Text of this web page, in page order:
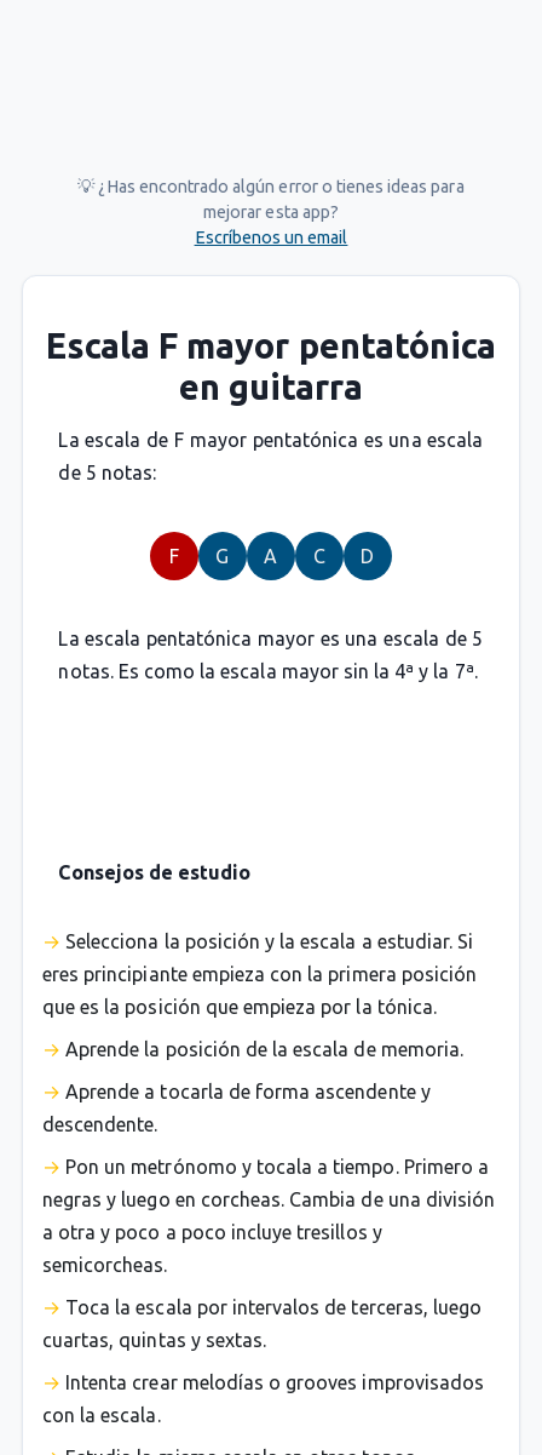
💡 ¿Has encontrado algún error o tienes ideas para
mejorar esta app?
Escríbenos un email
Escala F mayor pentatónica
en guitarra
La escala de F mayor pentatónica es una escala
de 5 notas:
F G A C D
La escala pentatónica mayor es una escala de 5
notas. Es como la escala mayor sin la 4ª y la 7ª.
Consejos de estudio
Selecciona la posición y la escala a estudiar. Si
eres principiante empieza con la primera posición
que es la posición que empieza por la tónica.
Aprende la posición de la escala de memoria.
Aprende a tocarla de forma ascendente y
descendente.
Pon un metrónomo y tocala a tiempo. Primero a
negras y luego en corcheas. Cambia de una división
a otra y poco a poco incluye tresillos y
semicorcheas.
Toca la escala por intervalos de terceras, luego
cuartas, quintas y sextas.
Intenta crear melodías o grooves improvisados
con la escala.